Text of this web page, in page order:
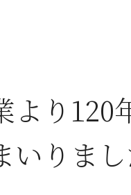
より120
いりまし